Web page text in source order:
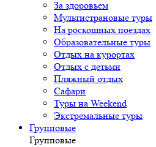
За здоровьем
Мультистрановые туры
На роскошных поездах
Образовательные туры
Отдых на курортах
Отдых с детьми
Пляжный отдых
Сафари
Туры на Weekend
Экстремальные туры
Групповые
Групповые